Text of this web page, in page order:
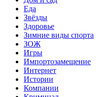
Еда
Звёзды
Здоровье
Зимние виды спорта
ЗОЖ
Игры
Импортозамещение
Интернет
Истории
Компании